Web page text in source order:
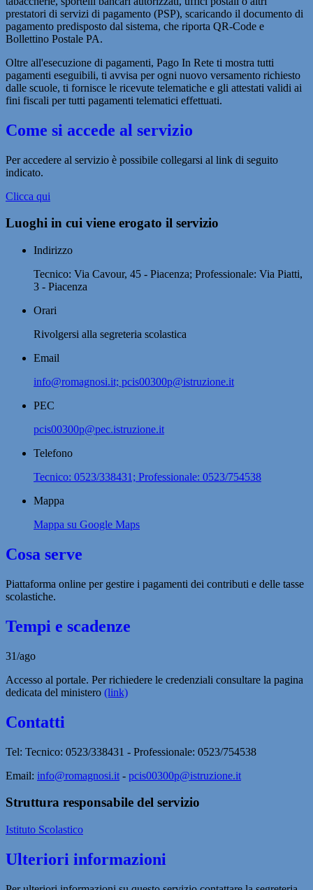
prestatori di servizi di pagamento (PSP), scaricando il documento di
pagamento predisposto dal sistema, che riporta QR-Code e
Bollettino Postale PA.
Oltre all'esecuzione di pagamenti, Pago In Rete ti mostra tutti
pagamenti eseguibili, ti avvisa per ogni nuovo versamento richiesto
dalle scuole, ti fornisce le ricevute telematiche e gli attestati validi ai
fini fiscali per tutti pagamenti telematici effettuati.
Come si accede al servizio
Per accedere al servizio è possibile collegarsi al link di seguito
indicato.
Clicca qui
Luoghi in cui viene erogato il servizio
Indirizzo
Tecnico: Via Cavour, 45 - Piacenza; Professionale: Via Piatti,
3 - Piacenza
Orari
Rivolgersi alla segreteria scolastica
Email
info@romagnosi.it; pcis00300p@istruzione.it
PEC
pcis00300p@pec.istruzione.it
Telefono
Tecnico: 0523/338431; Professionale: 0523/754538
Mappa
Mappa su Google Maps
Cosa serve
Piattaforma online per gestire i pagamenti dei contributi e delle tasse
scolastiche.
Tempi e scadenze
31/ago
Accesso al portale. Per richiedere le credenziali consultare la pagina
dedicata del ministero (link)
Contatti
Tel: Tecnico: 0523/338431 - Professionale: 0523/754538
Email: info@romagnosi.it - pcis00300p@istruzione.it
Struttura responsabile del servizio
Istituto Scolastico
Ulteriori informazioni